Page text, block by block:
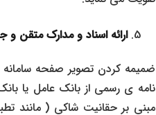
ارائه اسناد و مدارک متقن و
ضمیمه کردن تصویر صفحه
نامه ی رسمی از بانک عامل یا
مبنی بر حقانیت شاکی ( مانند